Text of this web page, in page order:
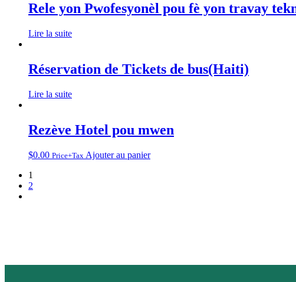
Rele yon Pwofesyonèl pou fè yon travay
Lire la suite
Réservation de Tickets de bus(Haiti)
Lire la suite
Rezève Hotel pou mwen
$0.00 Price+Tax Ajouter au panier
1
2